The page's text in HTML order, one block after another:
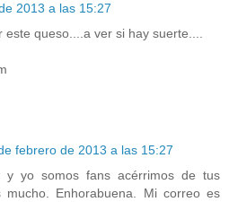
2013 a las 15:27
queso....a ver si hay suerte....
febrero de 2013 a las 15:27
y yo somos fans acérrimos de tus
Enhorabuena. Mi correo es